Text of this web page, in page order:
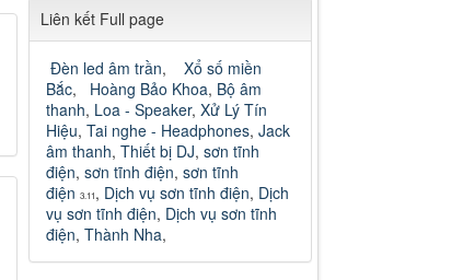
Liên kết Full page
Đèn led âm trần, Xổ số miền
Bắc, Hoàng Bảo Khoa, Bộ âm
thanh, Loa - Speaker, Xử Lý Tín
Hiệu, Tai nghe - Headphones, Jack
âm thanh, Thiết bị DJ, sơn tĩnh
điện, sơn tĩnh điện, sơn tĩnh
điện 3.11, Dịch vụ sơn tĩnh điện, Dịch
vụ sơn tĩnh điện, Dịch vụ sơn tĩnh
điện, Thành Nha,